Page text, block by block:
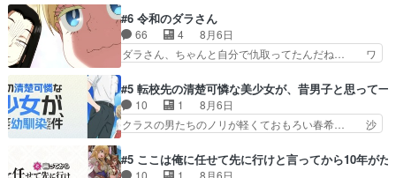
一難、律がビオラの呪縛から… 「私はあなたが嫌
いなんです」「バンドやめ… 何が起きているの
か！？次週、みゅーたいぷ…
マドンってなんなん！？人見知りっぽい… なんな
ら下ネタ0じゃなかったかこんな回が… 他のエピ
ソードに対してマイルドな回だった… 今回はだい
ぶある程度抑えてる？w感じな気… アルねこ、そ
ていたゴキブリ死んでるGP… アルねこ危険です
よね。健康的な面で··江… 酔い潰れ行き着いた江
ノ島で、朝日を眺めな…
#6 令和のダラさん
66 4
8月6日
ダラさん、ちゃんと自分で仇取ってたんだね… ワ
ットに憧れてビーム撃ちたいと…そうい… 余りに
も凄惨なダラさんの過去ダラさんの６… 過去編は
これで一区切りかなギャグも面白い… ガンガガン
♪薫がなんかしっかり歌ってロマ… 姉巫女の誤
日頃からガンガン言うてないで… このアニメはど
#5 転校先の清楚可憐な美少女が、昔男子と思って一
10 1
8月6日
クラスの男たちのノリが軽くておもろい春希… 沙
もちゃんが透けブラしててびっくりして… レベル
のキャラが登場。相変わらず顔や体の… 隼人が春
#5 ここは俺に任せて先に行けと言ってから10年が